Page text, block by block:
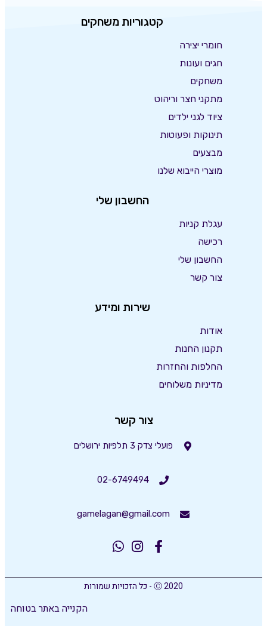
קטגוריות משחקים
חומרי יצירה
חגים ועונות
משחקים
מתקני חצר וריהוט
ציוד לגני ילדים
תינוקות ופעוטות
מבצעים
מוצרי הייבוא שלנו
החשבון שלי
עגלת קניות
רכישה
החשבון שלי
צור קשר
שירות ומידע
אודות
תקנון החנות
החלפות והחזרות
מדיניות משלוחים
צור קשר
פועלי צדק 3 תלפיות ירושלים
02-6749494
gamelagan@gmail.com
Ⓒ 2020 - כל הזכויות שמורות
הקנייה באתר בטוחה